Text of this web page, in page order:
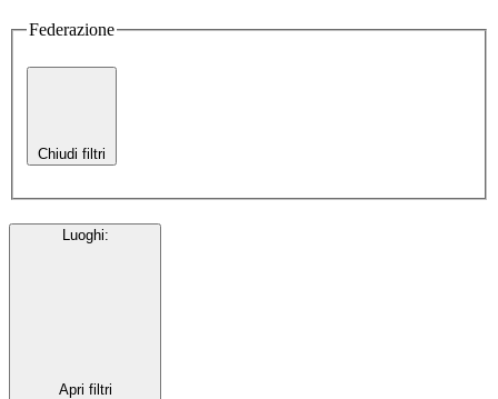
Federazione
Chiudi filtri
Luoghi:
Apri filtri